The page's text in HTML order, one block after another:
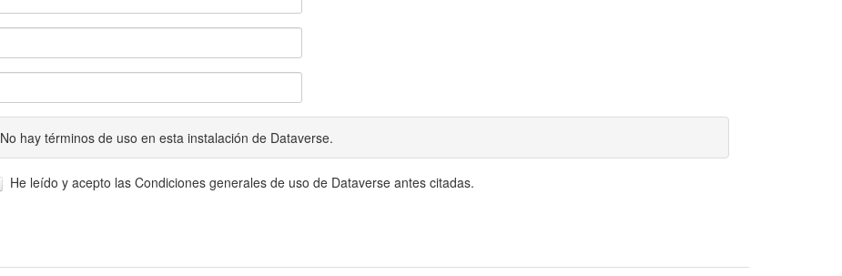
No hay términos de uso en esta instalación de Dataverse.
He leído y acepto las Condiciones generales de uso de Dataverse antes citadas.